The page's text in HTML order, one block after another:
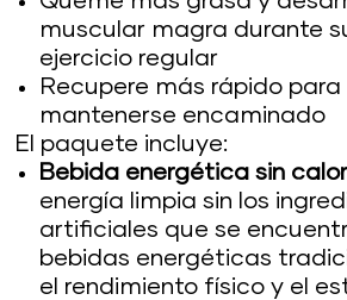
muscular magra durante
ejercicio regular
Recupere más rápido
mantenerse encaminado
El paquete incluye:
Bebida energética sin
energía limpia sin los
artificiales que se
bebidas energéticas
el rendimiento físico y el